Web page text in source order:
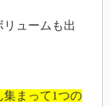
ュームも出
集まって1つの